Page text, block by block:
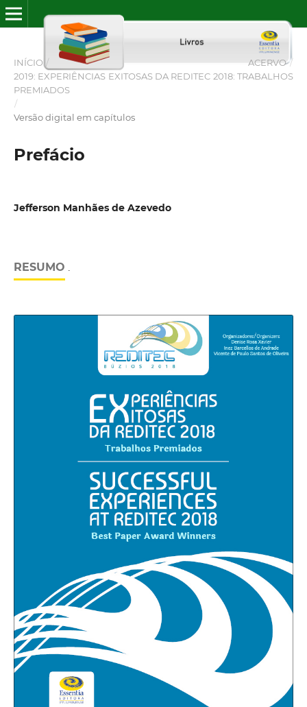
INÍCIO / ACERVO /
2019: EXPERIÊNCIAS EXITOSAS DA REDITEC 2018: TRABALHOS
PREMIADOS
/
Versão digital em capítulos
Prefácio
Jefferson Manhães de Azevedo
RESUMO .